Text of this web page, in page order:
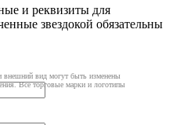
внешний вид могут быть изменены
Все торговые марки и логотипы
и реквизиты для
звездокой обязательны